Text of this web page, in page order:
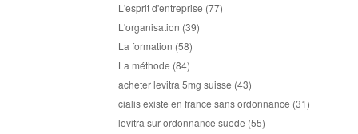
L'esprit d'entreprise (77)
L'organisation (39)
La formation (58)
La méthode (84)
acheter levitra 5mg suisse (43)
cialis existe en france sans ordonnance (31)
levitra sur ordonnance suede (55)